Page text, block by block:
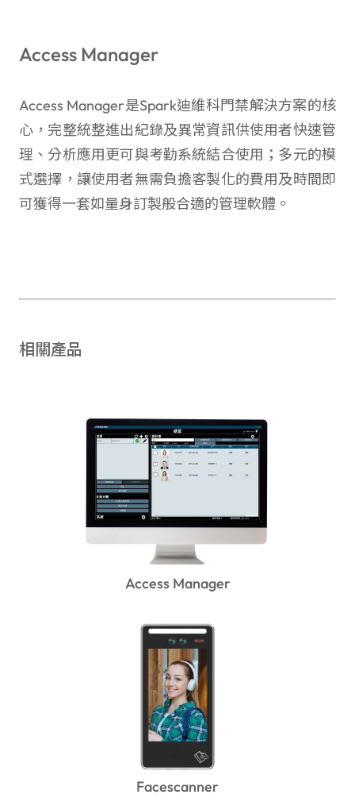
Access Manager
Access Manager是Spark迪維科門禁解決方案的核
心，完整統整進出紀錄及異常資訊供使用者快速管
理、分析應用更可與考勤系統結合使用；多元的模
式選擇，讓使用者無需負擔客製化的費用及時間即
可獲得一套如量身訂製般合適的管理軟體。
相關產品
Access Manager
Facescanner